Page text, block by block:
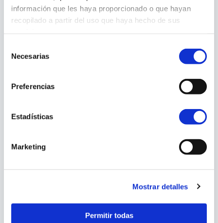
información que les haya proporcionado o que hayan
recopilado a partir del uso que haya hecho de sus
Necesarias
Preferencias
Estadísticas
Marketing
Mostrar detalles
Permitir todas